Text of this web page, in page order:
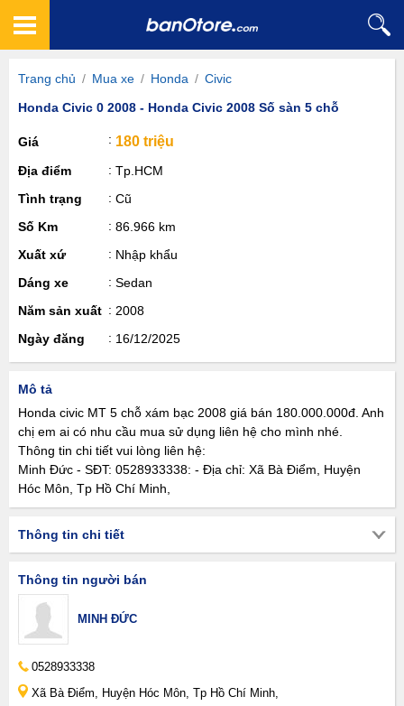
Trang chủ / Mua xe / Honda / Civic
Honda Civic 0 2008 - Honda Civic 2008 Số sàn 5 chỗ
Giá 180 triệu
Địa điểm
Tp.HCM
Tình trạng
Cũ
Số Km
86.966 km
Xuất xứ
Nhập khẩu
Dáng xe
Sedan
Năm sản xuất
2008
Ngày đăng
16/12/2025
Mô tả
Honda civic MT 5 chỗ xám bạc 2008 giá bán 180.000.000đ. Anh
chị em ai có nhu cầu mua sử dụng liên hệ cho mình nhé.
Thông tin chi tiết vui lòng liên hệ:
Minh Đức - SĐT: 0528933338: - Địa chỉ: Xã Bà Điểm, Huyện
Hóc Môn, Tp Hồ Chí Minh,
Thông tin chi tiết
Thông tin người bán
MINH ĐỨC
0528933338
Xã Bà Điểm, Huyện Hóc Môn, Tp Hồ Chí Minh,